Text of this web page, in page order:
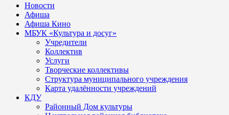
Новости
Афиша
Афиша Кино
МБУК «Культура и досуг»
Учредители
Коллектив
Услуги
Творческие коллективы
Структура муниципального учреждения
Карта удалённости учреждений
КДУ
Районный Дом культуры